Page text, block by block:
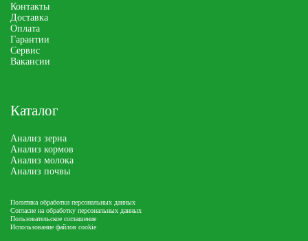
Контакты
Доставка
Оплата
Гарантии
Сервис
Вакансии
Каталог
Анализ зерна
Анализ кормов
Анализ молока
Анализ почвы
Политика обработки персональных данных
Согласие на обработку персональных данных
Пользовательское соглашение
Использование файлов cookie